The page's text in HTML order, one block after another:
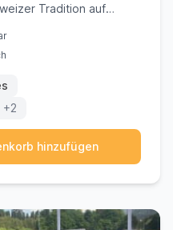
Halles – profitieren
Angebot, das
schafft
für innovative
Publikum an,
Tradition auf
+2
hinzufügen